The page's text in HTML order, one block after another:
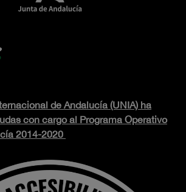
de Andalucía (UNIA) ha
con cargo al Programa Operativo
2014-2020